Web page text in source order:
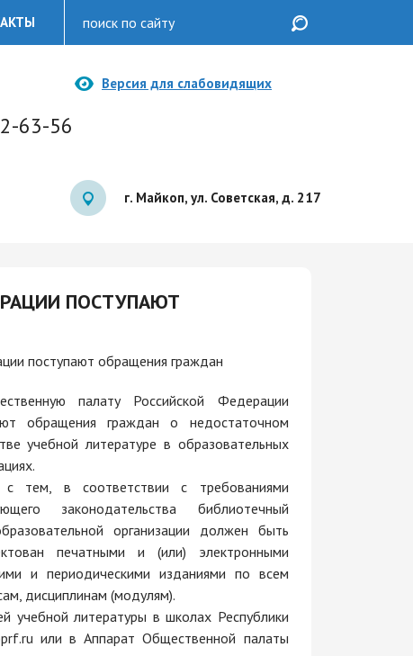
63-56
г. Майкоп, ул. Советская, д. 217
Версия для слабовидящих
ПОСТУПАЮТ
поступают обращения граждан
палату Российской Федерации
обращения граждан о недостаточном
учебной литературе в образовательных
с тем, в соответствии с требованиями
законодательства библиотечный
организации должен быть
печатными и (или) электронными
и периодическими изданиями по всем
дисциплинам (модулям).
литературы в школах Республики
или в Аппарат Общественной палаты